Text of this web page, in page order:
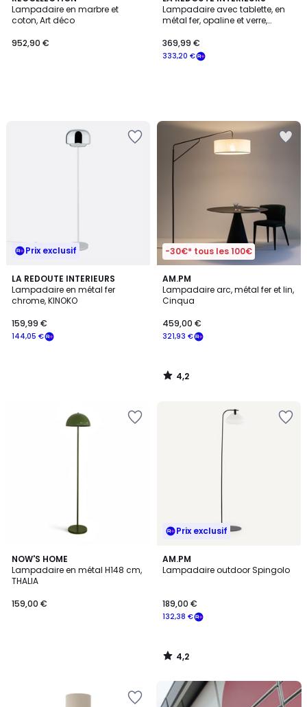
Lampadaire en marbre et
coton, Art déco
952,90 €
Lampadaire avec tablette, en
métal fer, opaline et verre,
333,20 €
369,99 €
Prix exclusif
LA REDOUTE INTERIEURS
Lampadaire en métal fer
chrome, KINOKO
144,05 €
159,99 €
-30€* tous les 100€
AM.PM
Lampadaire arc, métal fer et lin,
Cinqua
321,93 €
459,00 €
4,2
/ 5
4,2
/
NOW'S HOME
Lampadaire en métal H148 cm,
THALIA
159,00 €
Prix exclusif
AM.PM
Lampadaire outdoor Spingolo
132,38 €
189,00 €
4,2
/ 5
4,2
/
Nouveau